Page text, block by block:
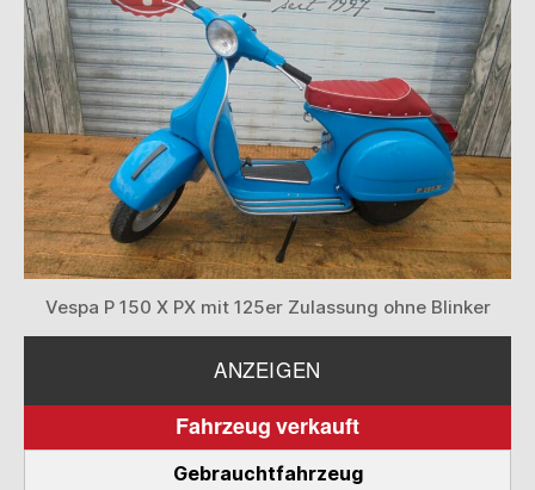
Vespa P 150 X PX mit 125er Zulassung ohne Blinker
ANZEIGEN
Fahrzeug verkauft
Gebrauchtfahrzeug